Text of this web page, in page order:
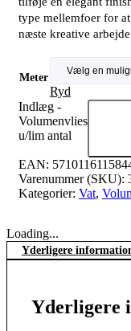
type mellemfoer for
næste kreative
Meter
Ryd
Indlæg -
Volumenvlies
u/lim antal
EAN:
Varenummer (SKU):
Kategorier: Vat,
Loading...
Yderligere
Yderligere